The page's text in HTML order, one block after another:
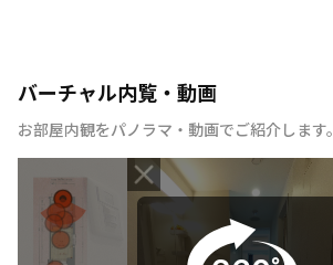
バーチャル内覧・動画
お部屋内観をパノラマ・動画でご紹介します。